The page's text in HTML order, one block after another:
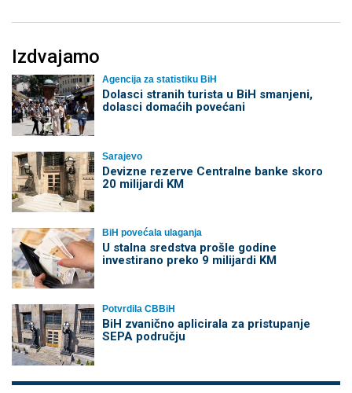
Izdvajamo
Agencija za statistiku BiH
Dolasci stranih turista u BiH smanjeni,
dolasci domaćih povećani
Sarajevo
Devizne rezerve Centralne banke skoro
20 milijardi KM
BiH povećala ulaganja
U stalna sredstva prošle godine
investirano preko 9 milijardi KM
Potvrdila CBBiH
BiH zvanično aplicirala za pristupanje
SEPA području